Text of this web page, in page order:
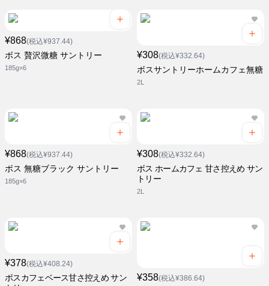
¥868(税込¥937.44)
ボス 贅沢微糖 サントリー
185g×6
¥308(税込¥332.64)
ボスサントリーホームカフェ無糖
2L
¥868(税込¥937.44)
ボス 無糖ブラック サントリー
185g×6
¥308(税込¥332.64)
ボス ホームカフェ 甘さ控えめ サン
トリー
2L
¥378(税込¥408.24)
ボスカフェベース甘さ控えめ サン
¥358(税込¥386.64)